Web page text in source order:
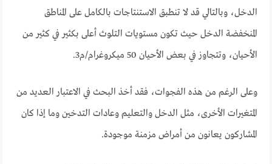
الدخل، وبالتالي قد لا تنطبق الاستنتاجات بالكامل على المناطق
المنخفضة الدخل حيث تكون مستويات التلوث أعلى بكثير في كثير من
الأحيان، وتتجاوز في بعض الأحيان 50 ميكروغرام/م3.
وعلى الرغم من هذه الفجوات، فقد أخذ البحث في الاعتبار العديد من
المتغيرات الأخرى، مثل الدخل والتعليم وعادات التدخين وما إذا كان
المشاركون يعانون من أمراض مزمنة موجودة.